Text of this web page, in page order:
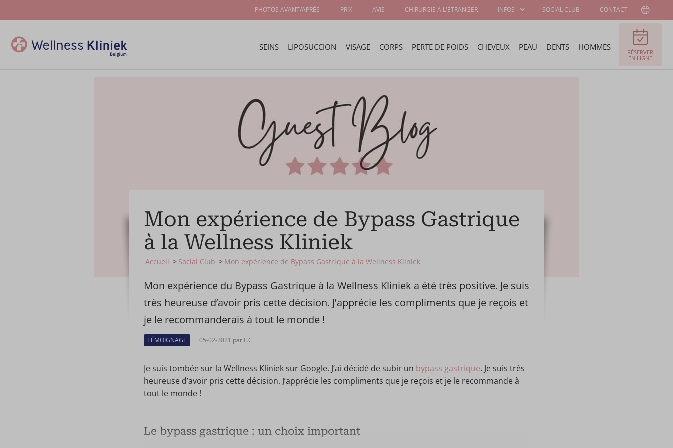
SEINS LIPOSUCCION VISAGE CORPS PERTE DE POIDS CHEVEUX PEAU DENTS HOMMES
RÉSERVER
EN LIGNE
PHOTOS AVANT/APRÈS PRIX AVIS CHIRURGIE À L'ÉTRANGER INFOS SOCIAL CLUB CONTACT
Mon expérience de Bypass Gastrique
à la Wellness Kliniek
Accueil Social Club Mon expérience de Bypass Gastrique à la Wellness Kliniek
Mon expérience du Bypass Gastrique à la Wellness Kliniek a été très positive. Je suis
très heureuse d’avoir pris cette décision. J’apprécie les compliments que je reçois et
je le recommanderais à tout le monde !
TÉMOIGNAGE 05-02-2021 par L.C.
Je suis tombée sur la Wellness Kliniek sur Google. J’ai décidé de subir un bypass gastrique. Je suis très
heureuse d’avoir pris cette décision. J’apprécie les compliments que je reçois et je le recommande à
tout le monde !
Le bypass gastrique : un choix important